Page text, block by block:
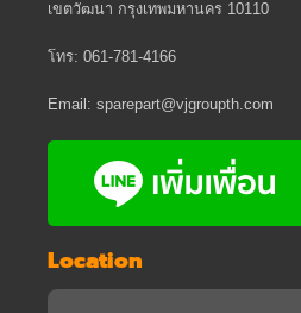
เขตวัฒนา กรุงเทพมหานคร 10110
โทร: 061-781-4166
Email: sparepart@vjgroupth.com
Location